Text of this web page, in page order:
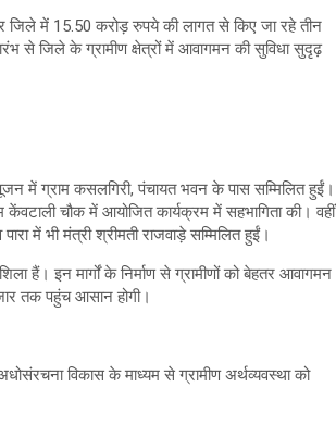
जिले में 15.50 करोड़ रुपये की लागत से किए जा रहे तीन
से जिले के ग्रामीण क्षेत्रों में आवागमन की सुविधा सुदृढ़
में ग्राम कसलगिरी, पंचायत भवन के पास सम्मिलित हुईं।
चौक में आयोजित कार्यक्रम में सहभागिता की। वहीं
में भी मंत्री श्रीमती राजवाड़े सम्मिलित हुईं।
हैं। इन मार्गों के निर्माण से ग्रामीणों को बेहतर आवागमन
तक पहुंच आसान होगी।
विकास के माध्यम से ग्रामीण अर्थव्यवस्था को